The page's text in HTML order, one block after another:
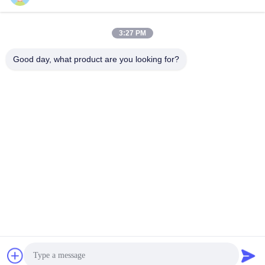
একটি কামরা গ্যাস ভালভ stripped কি?
একটি স্ট্রিপড গ্যাস ভালভ এমন একটি উপাদান যা একটি অগ্নিকুণ্ডে গ্যাসের
প্রবাহকে নিয়ন্ত্রণ করে, নিরাপদ এবং দক্ষ অপারেশন নিশ্চিত করে।
আমি কিভাবে গ্যাস ভালভ ইনস্টল করব?
সঙ্গে ভালভ সংযোগ জড়িত।
3:27 PM
Good day, what product are you looking for?